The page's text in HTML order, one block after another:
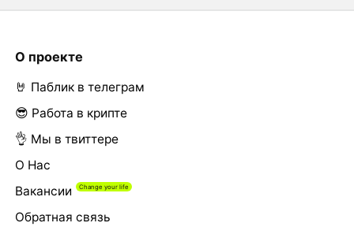
О проекте
🤘 Паблик в телеграм
😎 Работа в крипте
👌 Мы в твиттере
О Нас
Вакансии
Обратная связь